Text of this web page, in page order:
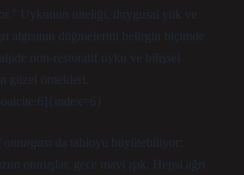
Uykunun niteliği, duygusal yük ve
algısının düğmelerini belirgin biçimde
non-restoratif uyku ve bilişsel
güzel örnekleri.
da tabloyu büyütebiliyor:
oturuşlar, gece mavi ışık. Hepsi ağrı